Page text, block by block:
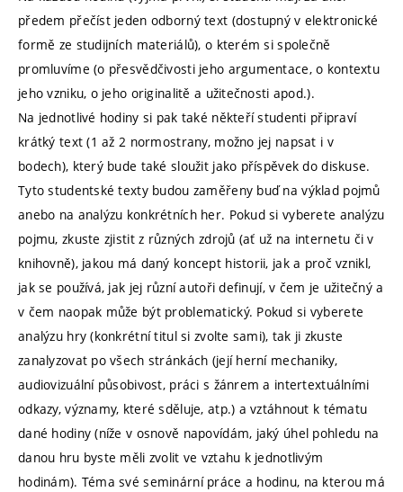
předem přečíst jeden odborný text (dostupný v elektronické
formě ze studijních materiálů), o kterém si společně
promluvíme (o přesvědčivosti jeho argumentace, o kontextu
jeho vzniku, o jeho originalitě a užitečnosti apod.).
Na jednotlivé hodiny si pak také někteří studenti připraví
krátký text (1 až 2 normostrany, možno jej napsat i v
bodech), který bude také sloužit jako příspěvek do diskuse.
Tyto studentské texty budou zaměřeny buď na výklad pojmů
anebo na analýzu konkrétních her. Pokud si vyberete analýzu
pojmu, zkuste zjistit z různých zdrojů (ať už na internetu či v
knihovně), jakou má daný koncept historii, jak a proč vznikl,
jak se používá, jak jej různí autoři definují, v čem je užitečný a
v čem naopak může být problematický. Pokud si vyberete
analýzu hry (konkrétní titul si zvolte sami), tak ji zkuste
zanalyzovat po všech stránkách (její herní mechaniky,
audiovizuální působivost, práci s žánrem a intertextuálními
odkazy, významy, které sděluje, atp.) a vztáhnout k tématu
dané hodiny (níže v osnově napovídám, jaký úhel pohledu na
danou hru byste měli zvolit ve vztahu k jednotlivým
hodinám). Téma své seminární práce a hodinu, na kterou má